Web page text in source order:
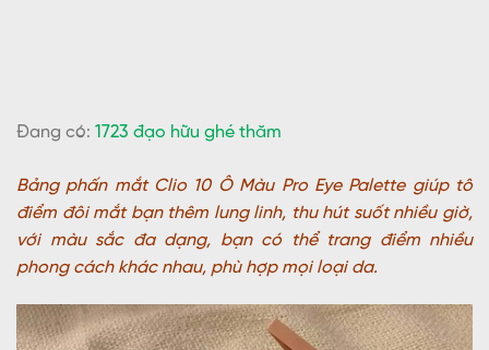
Đang có: 1723 đạo hữu ghé thăm
Bảng phấn mắt Clio 10 Ô Màu Pro Eye Palette giúp tô
điểm đôi mắt bạn thêm lung linh, thu hút suốt nhiều giờ,
với màu sắc đa dạng, bạn có thể trang điểm nhiều
phong cách khác nhau, phù hợp mọi loại da.